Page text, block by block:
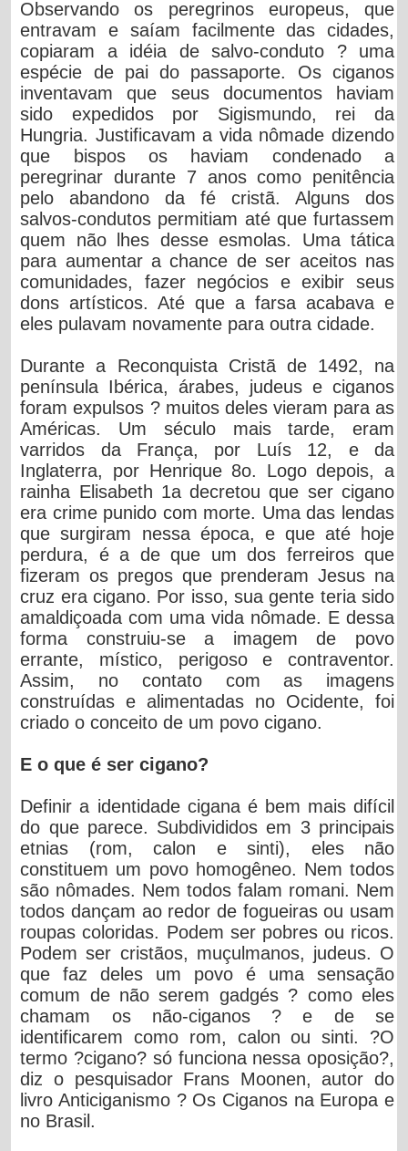
Observando os peregrinos europeus, que
entravam e saíam facilmente das cidades,
copiaram a idéia de salvo-conduto ? uma
espécie de pai do passaporte. Os ciganos
inventavam que seus documentos haviam
sido expedidos por Sigismundo, rei da
Hungria. Justificavam a vida nômade dizendo
que bispos os haviam condenado a
peregrinar durante 7 anos como penitência
pelo abandono da fé cristã. Alguns dos
salvos-condutos permitiam até que furtassem
quem não lhes desse esmolas. Uma tática
para aumentar a chance de ser aceitos nas
comunidades, fazer negócios e exibir seus
dons artísticos. Até que a farsa acabava e
eles pulavam novamente para outra cidade.
Durante a Reconquista Cristã de 1492, na
península Ibérica, árabes, judeus e ciganos
foram expulsos ? muitos deles vieram para as
Américas. Um século mais tarde, eram
varridos da França, por Luís 12, e da
Inglaterra, por Henrique 8o. Logo depois, a
rainha Elisabeth 1a decretou que ser cigano
era crime punido com morte. Uma das lendas
que surgiram nessa época, e que até hoje
perdura, é a de que um dos ferreiros que
fizeram os pregos que prenderam Jesus na
cruz era cigano. Por isso, sua gente teria sido
amaldiçoada com uma vida nômade. E dessa
forma construiu-se a imagem de povo
errante, místico, perigoso e contraventor.
Assim, no contato com as imagens
construídas e alimentadas no Ocidente, foi
criado o conceito de um povo cigano.
E o que é ser cigano?
Definir a identidade cigana é bem mais difícil
do que parece. Subdivididos em 3 principais
etnias (rom, calon e sinti), eles não
constituem um povo homogêneo. Nem todos
são nômades. Nem todos falam romani. Nem
todos dançam ao redor de fogueiras ou usam
roupas coloridas. Podem ser pobres ou ricos.
Podem ser cristãos, muçulmanos, judeus. O
que faz deles um povo é uma sensação
comum de não serem gadgés ? como eles
chamam os não-ciganos ? e de se
identificarem como rom, calon ou sinti. ?O
termo ?cigano? só funciona nessa oposição?,
diz o pesquisador Frans Moonen, autor do
livro Anticiganismo ? Os Ciganos na Europa e
no Brasil.